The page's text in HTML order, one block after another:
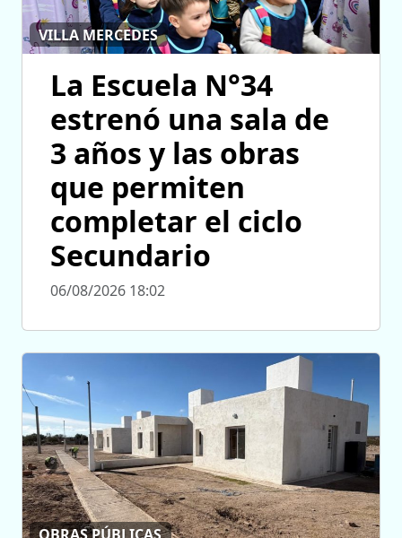
VILLA MERCEDES
La Escuela N°34
estrenó una sala de
3 años y las obras
que permiten
completar el ciclo
Secundario
06/08/2026 18:02
OBRAS PÚBLICAS